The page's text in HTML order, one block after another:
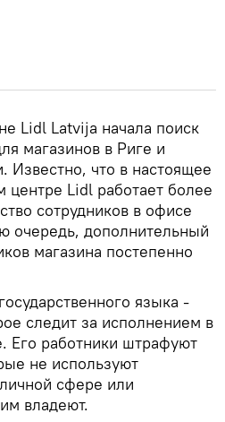
Lidl Latvija начала поиск
магазинов в Риге и
Известно, что в настоящее
центре Lidl работает более
сотрудников в офисе
очередь, дополнительный
магазина постепенно
языка -
следит за исполнением в
Его работники штрафуют
не используют
сфере или
владеют.